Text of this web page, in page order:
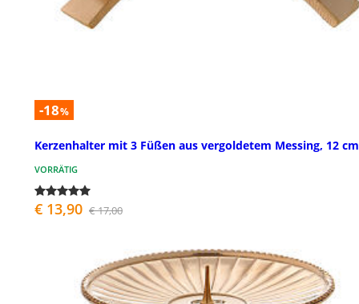
-18%
Kerzenhalter mit 3 Füßen aus vergoldetem Messing, 12 cm
VORRÄTIG
€ 13,90 € 17,00